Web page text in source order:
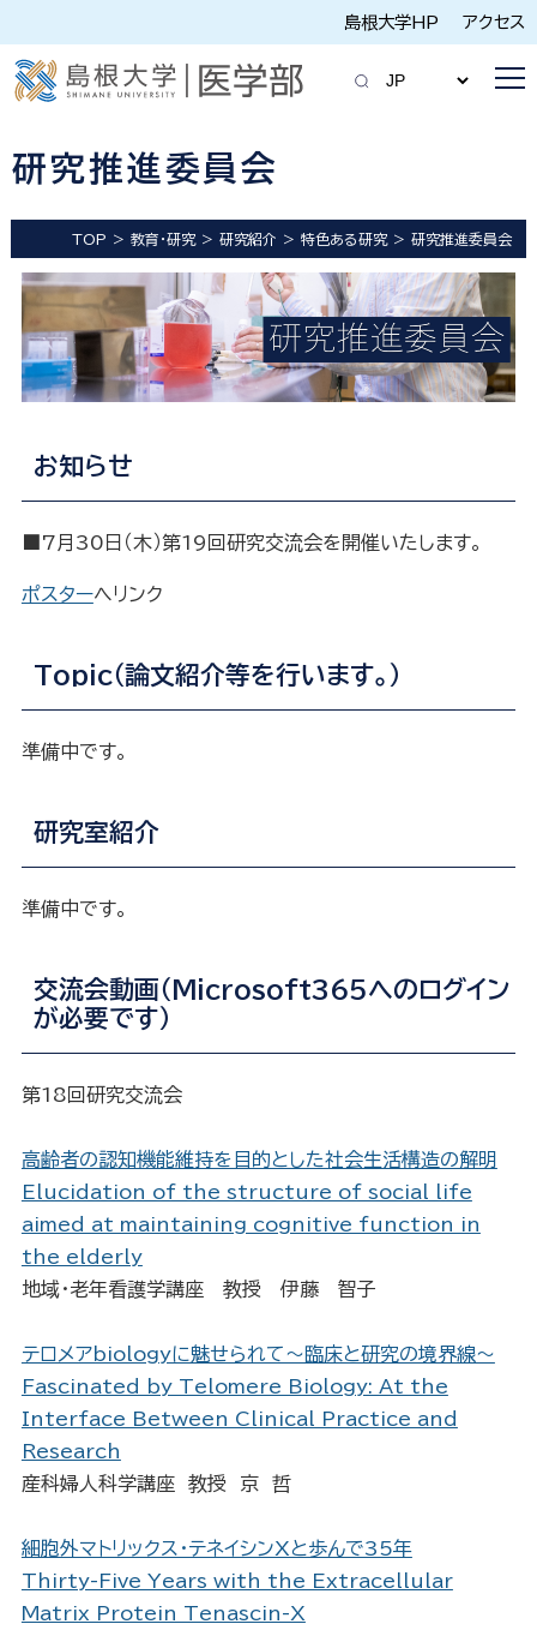
島根大学HP アクセス
研究推進委員会
TOP 教育・研究 研究紹介 特色ある研究 研究推進委員会
お知らせ
■7月30日（木）第19回研究交流会を開催いたします。
ポスターへリンク
Topic（論文紹介等を行います。）
準備中です。
研究室紹介
準備中です。
交流会動画（Microsoft365へのログイン
が必要です）
第18回研究交流会
高齢者の認知機能維持を目的とした社会生活構造の解明
Elucidation of the structure of social life
aimed at maintaining cognitive function in
the elderly
地域・老年看護学講座 教授 伊藤 智子
テロメアbiologyに魅せられて〜臨床と研究の境界線〜
Fascinated by Telomere Biology: At the
Interface Between Clinical Practice and
Research
産科婦人科学講座 教授 京 哲
細胞外マトリックス・テネイシンXと歩んで35年
Thirty-Five Years with the Extracellular
Matrix Protein Tenascin-X